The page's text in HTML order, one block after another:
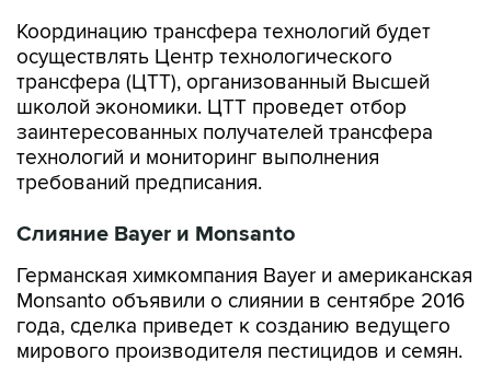
Координацию трансфера технологий будет
осуществлять Центр технологического
трансфера (ЦТТ), организованный Высшей
школой экономики. ЦТТ проведет отбор
заинтересованных получателей трансфера
технологий и мониторинг выполнения
требований предписания.
Слияние Bayer и Monsanto
Германская химкомпания Bayer и американская
Monsanto объявили о слиянии в сентябре 2016
года, сделка приведет к созданию ведущего
мирового производителя пестицидов и семян.